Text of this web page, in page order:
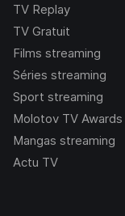
TV Replay
TV Gratuit
Films streaming
Séries streaming
Sport streaming
Molotov TV Awards
Mangas streaming
Actu TV